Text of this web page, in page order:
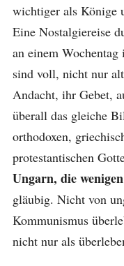
wichtiger als Könige
Eine Nostalgiereise
an einem
sind voll, nicht nur
Andacht, ihr Gebet,
überall das gleiche
orthodoxen,
protestantischen
Ungarn, die
gläubig. Nicht von
Kommunismus
nicht nur als